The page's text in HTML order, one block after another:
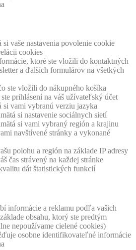
si vaše nastavenia povolenie cookie
cookies
ktoré ste vložili do kontaktných
a ďalších formulárov na všetkých
ste vložili do nákupného košíka
prihlásení na váš užívateľský účet
si vami vybranú verziu jazyka
si nastavenie sociálnych sietí
si vami vybraný región a krajinu
navštívené stránky a vykonané
polohu a región na základe IP adresy
čas strávený na každej stránke
dát štatistických funkcií
informácie a reklamu podľa vašich
obsahu, ktorý ste predtým
nepoužívame cielené cookies)
osobne identifikovateľné informácie